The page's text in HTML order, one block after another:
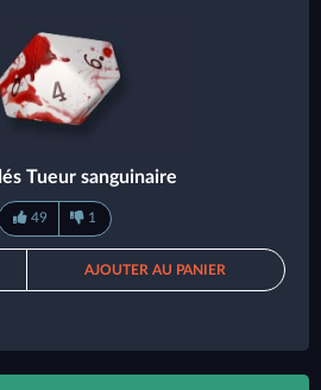
Tueur sanguinaire
49 1
AJOUTER AU PANIER